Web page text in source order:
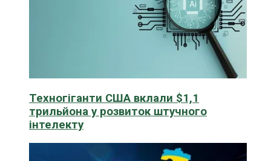
Техногіганти США вклали $1,1
трильйона у розвиток штучного
інтелекту